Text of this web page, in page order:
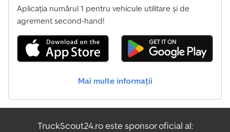
Aplicația numărul 1 pentru vehicule utilitare și de
agrement second-hand!
Mai multe informații
TruckScout24.ro este sponsor oficial al: